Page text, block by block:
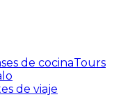
de cocinaTours
de viaje